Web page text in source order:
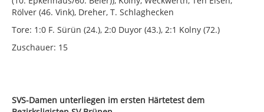
Rölver (46. Vink), Dreher, T. Schlaghecken
Tore: 1:0 F. Sürün (24.), 2:0 Duyor (43.), 2:1 Kolny (72.)
Zuschauer: 15
SVS-Damen unterliegen im ersten Härtetest dem